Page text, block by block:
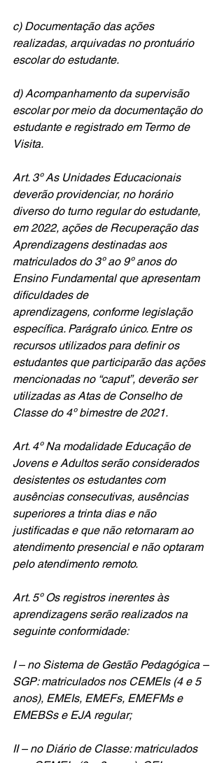
c) Documentação das ações
realizadas, arquivadas no prontuário
escolar do estudante.
d) Acompanhamento da supervisão
escolar por meio da documentação do
estudante e registrado em Termo de
Visita.
Art. 3º As Unidades Educacionais
deverão providenciar, no horário
diverso do turno regular do estudante,
em 2022, ações de Recuperação das
Aprendizagens destinadas aos
matriculados do 3º ao 9º anos do
Ensino Fundamental que apresentam
dificuldades de
aprendizagens, conforme legislação
específica. Parágrafo único. Entre os
recursos utilizados para definir os
estudantes que participarão das ações
mencionadas no “caput”, deverão ser
utilizadas as Atas de Conselho de
Classe do 4º bimestre de 2021.
Art. 4º Na modalidade Educação de
Jovens e Adultos serão considerados
desistentes os estudantes com
ausências consecutivas, ausências
superiores a trinta dias e não
justificadas e que não retornaram ao
atendimento presencial e não optaram
pelo atendimento remoto.
Art. 5º Os registros inerentes às
aprendizagens serão realizados na
seguinte conformidade:
I – no Sistema de Gestão Pedagógica –
SGP: matriculados nos CEMEIs (4 e 5
anos), EMEIs, EMEFs, EMEFMs e
EMEBSs e EJA regular;
II – no Diário de Classe: matriculados